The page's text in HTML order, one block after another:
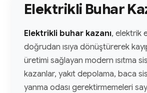
Elektrikli Buhar
Elektrikli buhar kazanı, elektrik
doğrudan ısıya dönüştürerek
üretimi sağlayan modern ısıtma
kazanlar, yakıt depolama, baca
yanma odası gerektirmemeleri